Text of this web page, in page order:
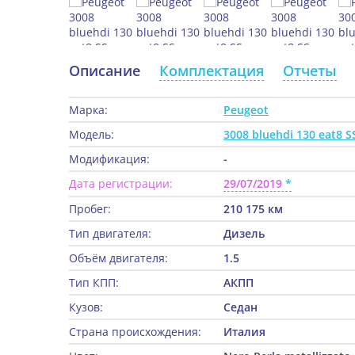
Описание Комплектация Отчеты
Марка:
Peugeot
Модель:
3008 bluehdi 130 eat8
Модификация:
-
Дата регистрации:
29/07/2019
Пробег:
210 175 км
Тип двигателя:
Дизель
Объём двигателя:
1.5
Тип КПП:
АКПП
Кузов:
Седан
Страна происхождения:
Италия